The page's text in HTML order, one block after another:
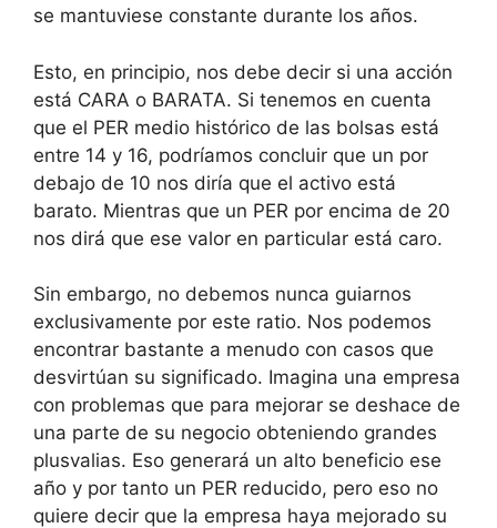
se mantuviese constante durante los años.
Esto, en principio, nos debe decir si una acción
está CARA o BARATA. Si tenemos en cuenta
que el PER medio histórico de las bolsas está
entre 14 y 16, podríamos concluir que un por
debajo de 10 nos diría que el activo está
barato. Mientras que un PER por encima de 20
nos dirá que ese valor en particular está caro.
Sin embargo, no debemos nunca guiarnos
exclusivamente por este ratio. Nos podemos
encontrar bastante a menudo con casos que
desvirtúan su significado. Imagina una empresa
con problemas que para mejorar se deshace de
una parte de su negocio obteniendo grandes
plusvalias. Eso generará un alto beneficio ese
año y por tanto un PER reducido, pero eso no
quiere decir que la empresa haya mejorado su